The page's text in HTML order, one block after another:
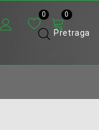
0 0
Pretraga